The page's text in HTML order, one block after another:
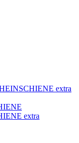
extra
extra